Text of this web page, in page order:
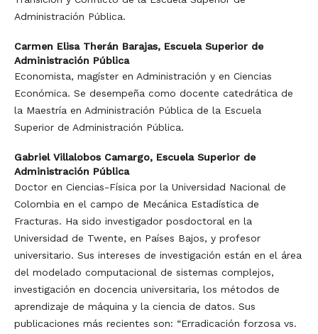
Administración Pública.
Carmen Elisa Therán Barajas, Escuela Superior de
Administración Pública
Economista, magíster en Administración y en Ciencias
Económica. Se desempeña como docente catedrática de
la Maestría en Administración Pública de la Escuela
Superior de Administración Pública.
Gabriel Villalobos Camargo, Escuela Superior de
Administración Pública
Doctor en Ciencias-Física por la Universidad Nacional de
Colombia en el campo de Mecánica Estadística de
Fracturas. Ha sido investigador posdoctoral en la
Universidad de Twente, en Países Bajos, y profesor
universitario. Sus intereses de investigación están en el área
del modelado computacional de sistemas complejos,
investigación en docencia universitaria, los métodos de
aprendizaje de máquina y la ciencia de datos. Sus
publicaciones más recientes son: “Erradicación forzosa vs.